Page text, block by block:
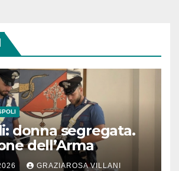
donna segregata.
dell’Arma
GRAZIAROSA VILLANI